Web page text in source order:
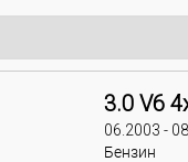
3.0 V6
06.2003 -
Бензин